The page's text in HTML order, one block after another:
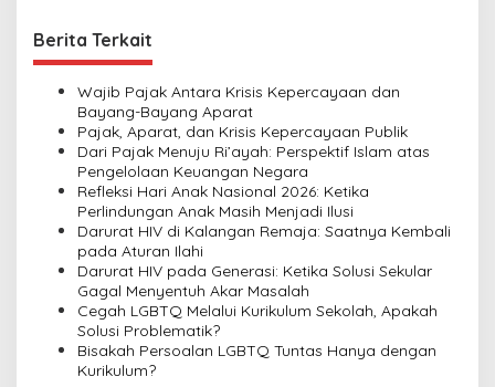
a
Berita Terkait
Wajib Pajak Antara Krisis Kepercayaan dan
Bayang-Bayang Aparat
Pajak, Aparat, dan Krisis Kepercayaan Publik
Dari Pajak Menuju Ri’ayah: Perspektif Islam atas
Pengelolaan Keuangan Negara
Refleksi Hari Anak Nasional 2026: Ketika
Perlindungan Anak Masih Menjadi Ilusi
Darurat HIV di Kalangan Remaja: Saatnya Kembali
pada Aturan Ilahi
Darurat HIV pada Generasi: Ketika Solusi Sekular
Gagal Menyentuh Akar Masalah
Cegah LGBTQ Melalui Kurikulum Sekolah, Apakah
Solusi Problematik?
Bisakah Persoalan LGBTQ Tuntas Hanya dengan
Kurikulum?